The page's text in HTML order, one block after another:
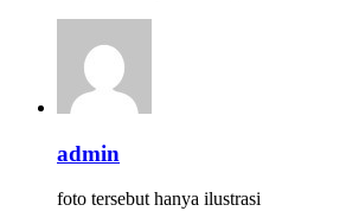
admin
foto tersebut hanya ilustrasi